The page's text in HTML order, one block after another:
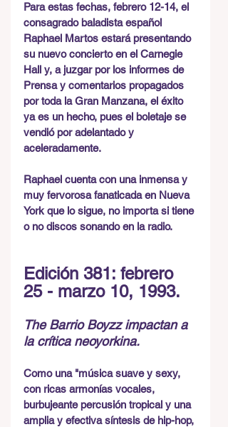
Para estas fechas, febrero 12-14, el
consagrado baladista español
Raphael Martos estará presentando
su nuevo concierto en el Carnegie
Hall y, a juzgar por los informes de
Prensa y comentarios propagados
por toda la Gran Manzana, el éxito
ya es un hecho, pues el boletaje se
vendió por adelantado y
aceleradamente.
Raphael cuenta con una inmensa y
muy fervorosa fanaticada en Nueva
York que lo sigue, no importa si tiene
o no discos sonando en la radio.
Edición 381: febrero
25 - marzo 10, 1993.
The Barrio Boyzz impactan a
la crítica neoyorkina.
Como una "música suave y sexy,
con ricas armonías vocales,
burbujeante percusión tropical y una
amplia y efectiva síntesis de hip-hop,